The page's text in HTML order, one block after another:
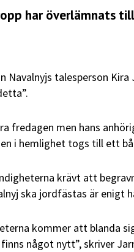
har överlämnats
Navalnyjs talesperson Kira
fredagen men hans
i hemlighet togs till ett
krävt att
ska jordfästas är enigt
kommer att blanda
något nytt”, skriver